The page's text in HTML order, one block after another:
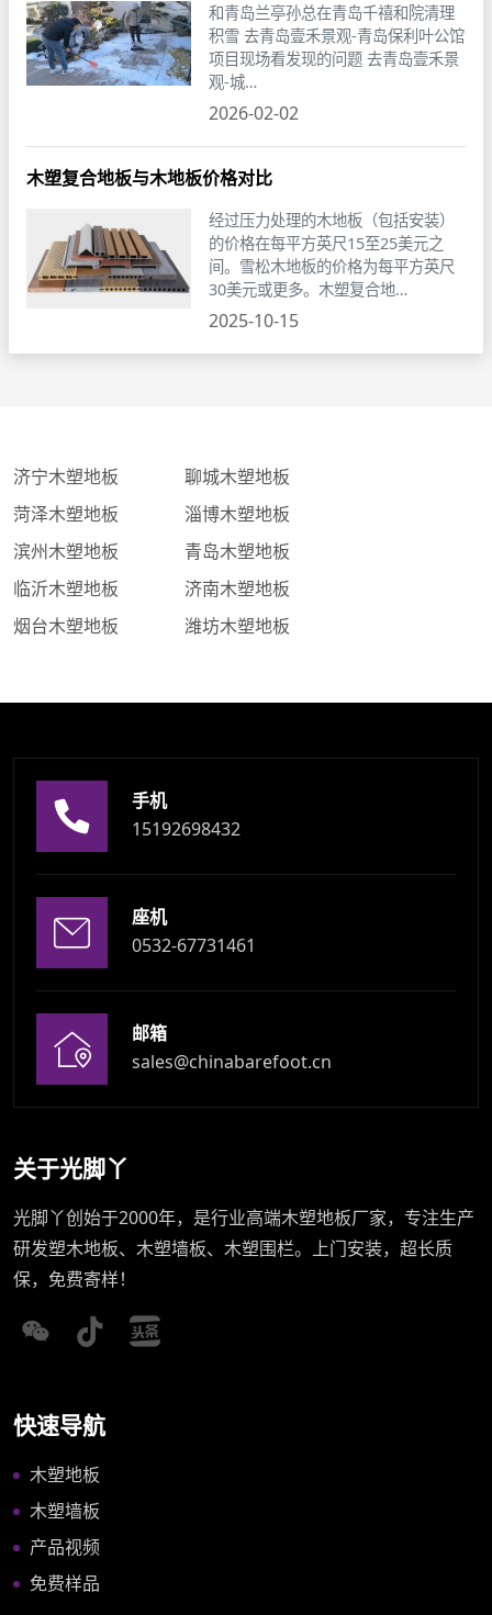
和青岛兰亭孙总在青岛千禧和院清理
积雪 去青岛壹禾景观-青岛保利叶公馆
项目现场看发现的问题 去青岛壹禾景
观-城…
2026-02-02
木塑复合地板与木地板价格对比
经过压力处理的木地板（包括安装）
的价格在每平方英尺15至25美元之
间。雪松木地板的价格为每平方英尺
30美元或更多。木塑复合地…
2025-10-15
济宁木塑地板
聊城木塑地板
菏泽木塑地板
淄博木塑地板
滨州木塑地板
青岛木塑地板
临沂木塑地板
济南木塑地板
烟台木塑地板
潍坊木塑地板
手机
15192698432
座机
0532-67731461
邮箱
sales@chinabarefoot.cn
关于光脚丫
光脚丫创始于2000年，是行业高端木塑地板厂家，专注生产
研发塑木地板、木塑墙板、木塑围栏。上门安装，超长质
保，免费寄样！
快速导航
木塑地板
木塑墙板
产品视频
免费样品